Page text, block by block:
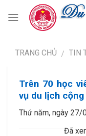
TRANG CHỦ / TIN
Trên 70 học
vụ du lịch
Thứ năm, ngày
Đã